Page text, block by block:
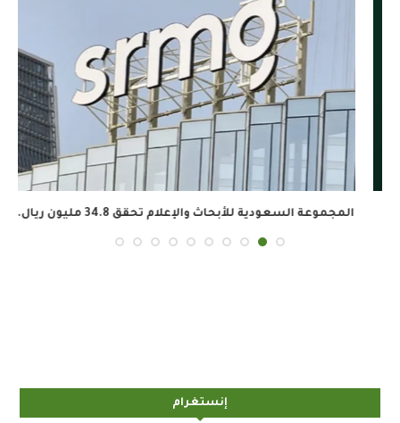
المجموعة السعودية للأبحاث والإعلام تحقق 34.8 مليون ريال...
إنستغرام